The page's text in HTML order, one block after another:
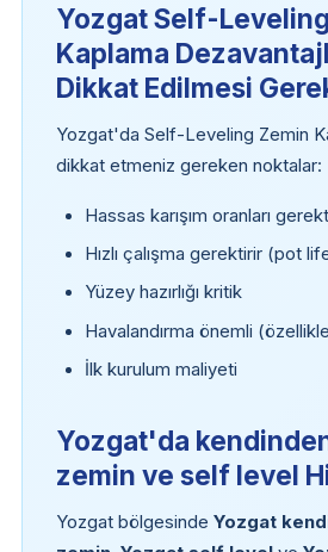
Yozgat Self-
Kaplama
Dikkat Edilmesi
Yozgat'da Self-Leveling Zemin
dikkat etmeniz gereken noktalar:
Hassas karışım oranları
Hızlı çalışma gerektirir (pot
Yüzey hazırlığı kritik
Havalandırma önemli
İlk kurulum maliyeti
Yozgat'da
zemin ve self level
Yozgat bölgesinde Yozgat